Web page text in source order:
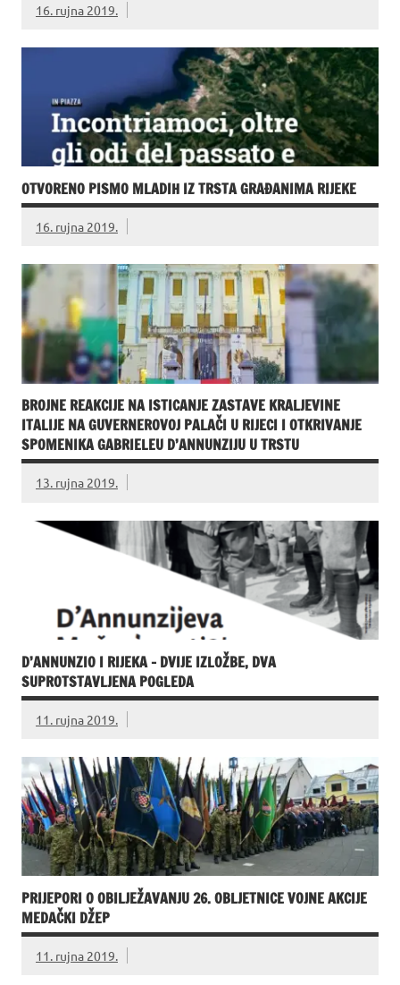
16. rujna 2019.
OTVORENO PISMO MLADIH IZ TRSTA GRAĐANIMA RIJEKE
16. rujna 2019.
BROJNE REAKCIJE NA ISTICANJE ZASTAVE KRALJEVINE
ITALIJE NA GUVERNEROVOJ PALAČI U RIJECI I OTKRIVANJE
SPOMENIKA GABRIELEU D’ANNUNZIJU U TRSTU
13. rujna 2019.
D’ANNUNZIO I RIJEKA – DVIJE IZLOŽBE, DVA
SUPROTSTAVLJENA POGLEDA
11. rujna 2019.
PRIJEPORI O OBILJEŽAVANJU 26. OBLJETNICE VOJNE AKCIJE
MEDAČKI DŽEP
11. rujna 2019.